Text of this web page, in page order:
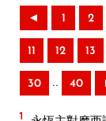
◄ 1 2
11 12 13
30 .. 40
1